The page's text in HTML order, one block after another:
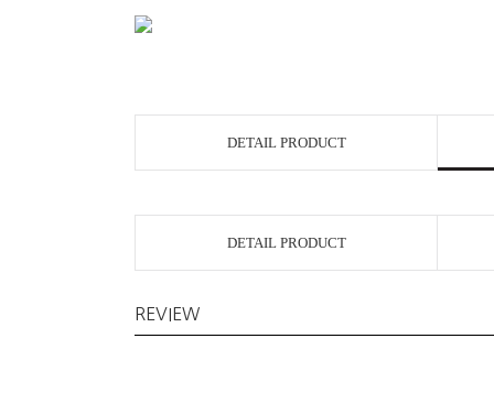
DETAIL PRODUCT
DETAIL PRODUCT
REVIEW